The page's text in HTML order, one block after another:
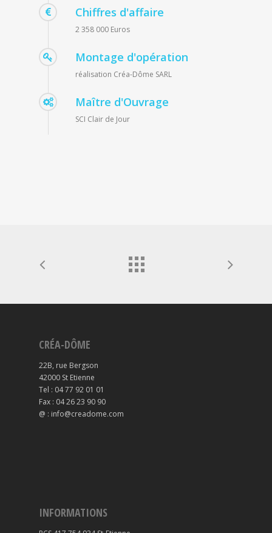
Chiffres d'affaire
2 358 000 Euros
Montage d'opération
réalisation Créa-Dôme SARL
Maître d'Ouvrage
SCI Clair de Jour
CRÉA-DÔME
22B, rue Bergson
42000 St Etienne
Tel : 04 77 92 01 01
Fax : 04 26 23 90 90
@ : info@creadome.com
INFORMATIONS